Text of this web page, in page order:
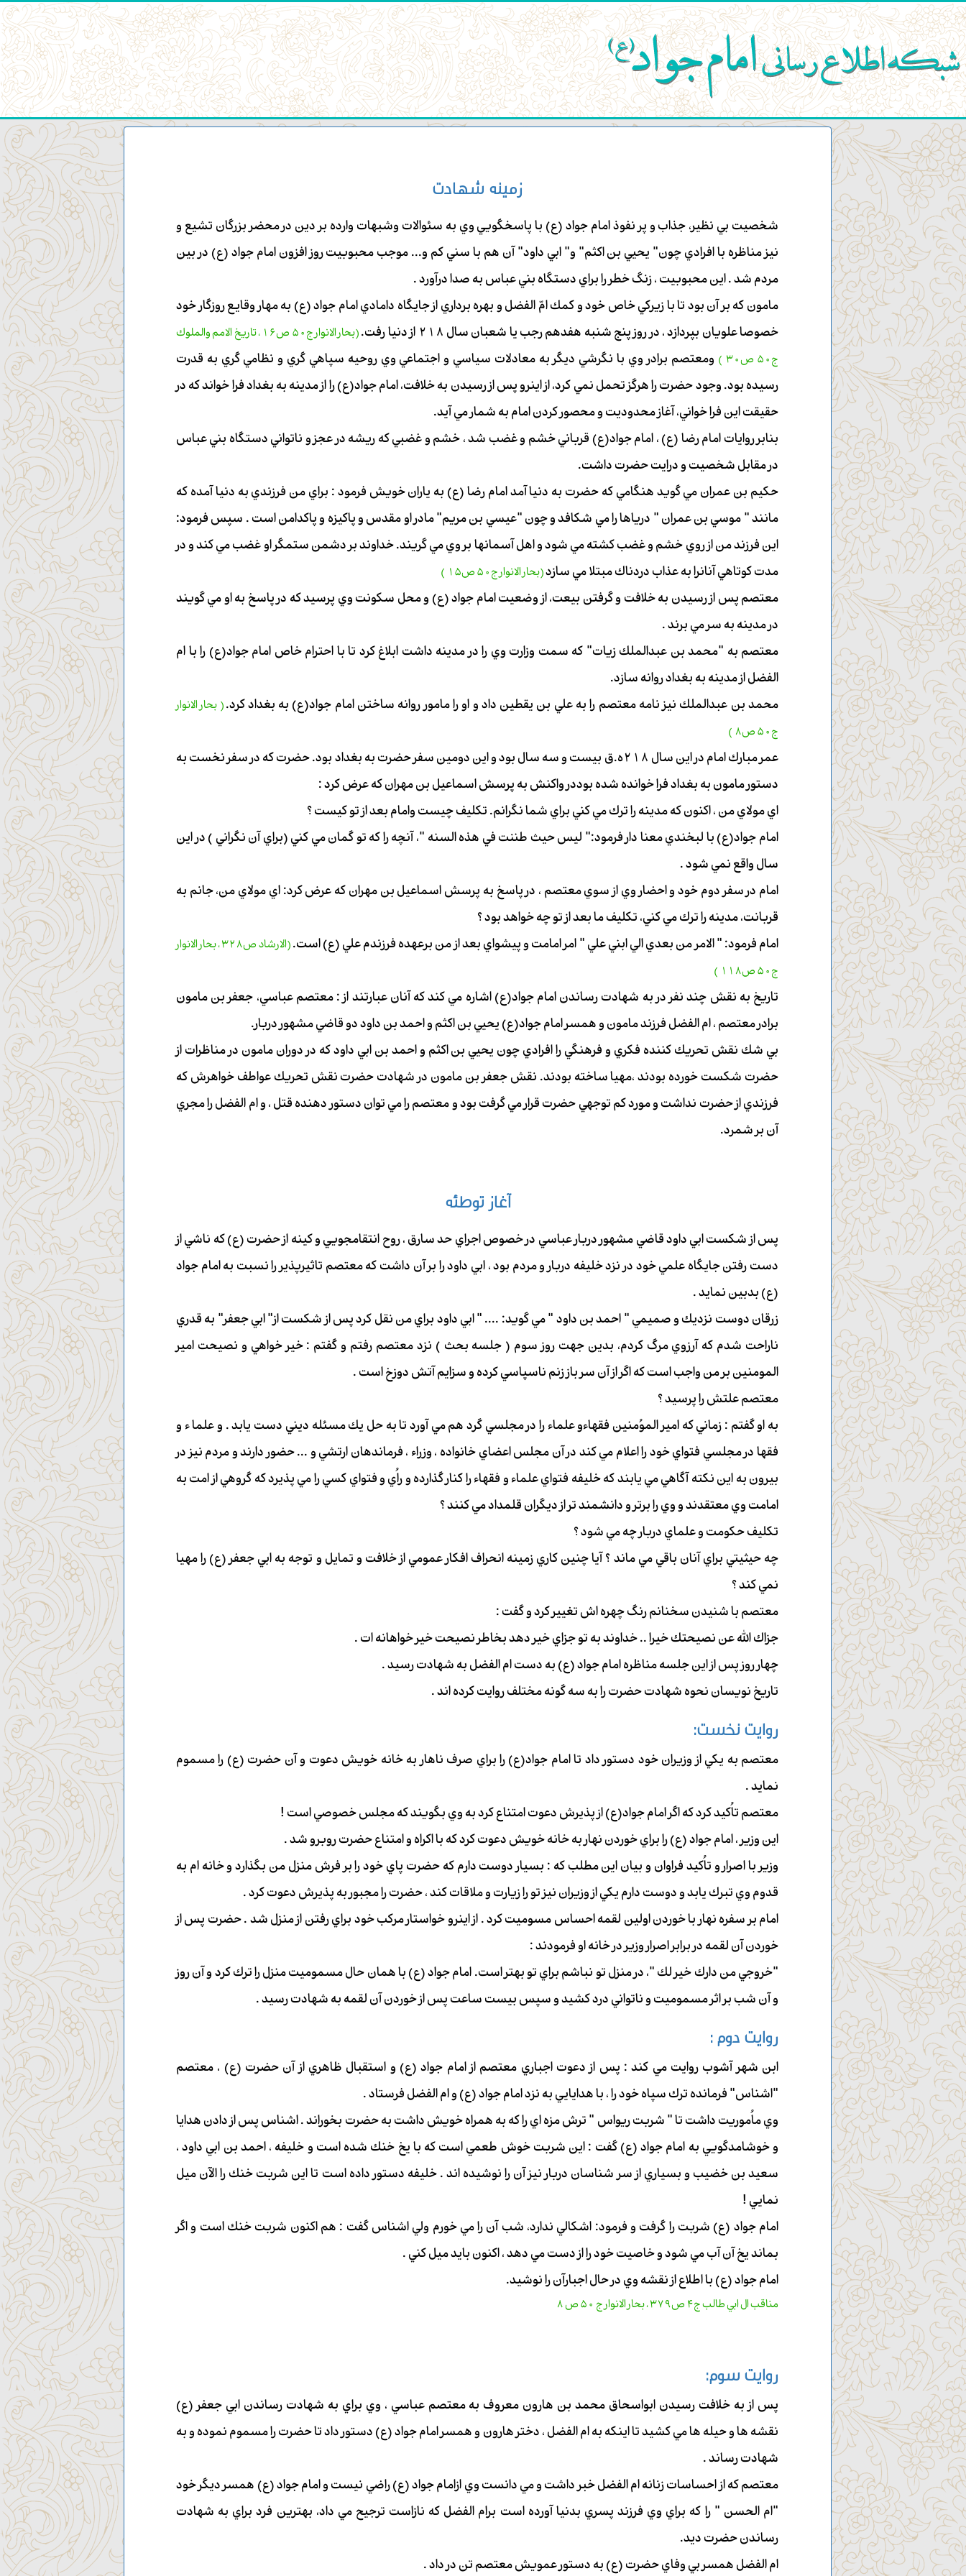
یک‌شنبه ۱۸ مرداد ۱۴۰۵ ۹ آگوست ۲۰۲۶ 42
:
10
:
19
زمينه شهادت
شخصيت بي نظير، جذاب و پر نفوذ امام جواد (ع) با پاسخگويي وي به سئوالات وشبهات وارده بر دين در محضر بزرگان تشيع و
نيز مناظره با افرادي چون" يحيي بن اكثم" و" ابي داود" آن هم با سني كم و... موجب محبوبيت روز افزون امام جواد (ع) در بين
مردم شد . اين محبوبيت ، زنگ خطر را براي دستگاه بني عباس به صدا درآورد .
مامون كه بر آن بود تا با زيركي خاص خود و كمك امّ الفضل و بهره برداري از جايگاه دامادي امام جواد (ع) به مهار وقايع روزگار خود
خصوصا علويان بپردازد ، در روز پنج شنبه هفدهم رجب يا شعبان سال 218 از دنيا رفت.
(بحار الانوار ج50 ص16 ، تاريخ الامم والملوك
ج50 ص30 )
ومعتصم برادر وي با نگرشي ديگر به معادلات سياسي و اجتماعي وي روحيه سپاهي گري و نظامي گري به قدرت
رسيده بود. وجود حضرت را هرگز تحمل نمي كرد، از اينرو پس از رسيدن به خلافت، امام جواد(ع) را از مدينه به بغداد فرا خواند كه در
حقيقت اين فرا خواني، آغاز محدوديت و محصور كردن امام به شمار مي آيد.
بنابر روايات امام رضا (ع) ، امام جواد(ع) قرباني خشم و غضب شد ، خشم و غضبي كه ريشه در عجز و ناتواني دستگاه بني عباس
در مقابل شخصيت و درايت حضرت داشت.
حكيم بن عمران مي گويد هنگامي كه حضرت به دنيا آمد امام رضا (ع) به ياران خويش فرمود : براي من فرزندي به دنيا آمده كه
مانند " موسي بن عمران " درياها را مي شكافد و چون "عيسي بن مريم" مادر او مقدس و پاكيزه و پاكدامن است . سپس فرمود:
اين فرزند من از روي خشم و غضب كشته مي شود و اهل آسمانها بر وي مي گريند. خداوند بر دشمن ستمگر او غضب مي كند و در
مدت كوتاهي آنانرا به عذاب دردناك مبتلا مي سازد(بحار الانوار ج50 ص15 )
معتصم پس از رسيدن به خلافت و گرفتن بيعت، از وضعيت امام جواد (ع) و محل سكونت وي پرسيد كه در پاسخ به او مي گويند
در مدينه به سر مي برند .
معتصم به "محمد بن عبدالملك زيات" كه سمت وزارت وي را در مدينه داشت ابلاغ كرد تا با احترام خاص امام جواد(ع) را با ام
الفضل از مدينه به بغداد روانه سازد.
محمد بن عبدالملك نيز نامه معتصم را به علي بن يقطين داد و او را مامور روانه ساختن امام جواد(ع) به بغداد كرد.( بحار الانوار
ج50 ص8 )
عمر مبارك امام در اين سال 218ه.ق بيست و سه سال بود و اين دومين سفر حضرت به بغداد بود. حضرت كه در سفر نخست به
دستور مامون به بغداد فرا خوانده شده بوددر واكنش به پرسش اسماعيل بن مهران كه عرض كرد :
اي مولاي من ، اكنون كه مدينه را ترك مي كني براي شما نگرانم. تكليف چيست وامام بعد از تو كيست ؟
امام جواد(ع) با لبخندي معنا دار فرمود:" ليس حيث طننت في هذه السنه "، آنچه را كه تو گمان مي كني (براي آن نگراني ) در اين
سال واقع نمي شود .
امام در سفر دوم خود و احضار وي از سوي معتصم ، در پاسخ به پرسش اسماعيل بن مهران كه عرض كرد: اي مولاي من، جانم به
قربانت، مدينه را ترك مي كني، تكليف ما بعد از تو چه خواهد بود ؟
امام فرمود: " الامر من بعدي الي ابني علي " امر امامت و پيشواي بعد از من برعهده فرزندم علي (ع) است.
(الارشاد ص328 ، بحار الانوار
ج50 ص118 )
تاريخ به نقش چند نفر در به شهادت رساندن امام جواد(ع) اشاره مي كند كه آنان عبارتند از : معتصم عباسي، جعفر بن مامون
برادر معتصم ، ام الفضل فرزند مامون و همسر امام جواد(ع) يحيي بن اكثم و احمد بن داود دو قاضي مشهور دربار.
بي شك نقش تحريك كننده فكري و فرهنگي را افرادي چون يحيي بن اكثم و احمد بن ابي داود كه در دوران مامون در مناظرات از
حضرت شكست خورده بودند ،مهيا ساخته بودند. نقش جعفر بن مامون در شهادت حضرت نقش تحريك عواطف خواهرش كه
فرزندي از حضرت نداشت و مورد كم توجهي حضرت قرار مي گرفت بود و معتصم را مي توان دستور دهنده قتل ، و ام الفضل را مجري
آن بر شمرد.
آغاز توطئه
پس از شكست ابي داود قاضي مشهور دربار عباسي در خصوص اجراي حد سارق ، روح انتقامجويي و كينه از حضرت (ع) كه ناشي از
دست رفتن جايگاه علمي خود در نزد خليفه دربار و مردم بود ، ابي داود را بر آن داشت كه معتصم تاثيرپذير را نسبت به امام جواد
(ع) بدبين نمايد .
زرقان دوست نزديك و صميمي " احمد بن داود " مي گويد: .... " ابي داود براي من نقل كرد پس از شكست از" ابي جعفر" به قدري
ناراحت شدم كه آرزوي مرگ كردم، بدين جهت روز سوم ( جلسه بحث ) نزد معتصم رفتم و گفتم : خير خواهي و نصيحت امير
المومنين بر من واجب است كه اگر از آن سر باز زنم ناسپاسي كرده و سزايم آتش دوزخ است .
معتصم علتش را پرسيد ؟
به او گفتم : زماني كه امير الموُمنين فقهاءو علماء را در مجلسي گرد هم مي آورد تا به حل يك مسئله ديني دست يابد . و علما ء و
فقها در مجلسي فتواي خود را اعلام مي كند در آن مجلس اعضاي خانواده ، وزراء ، فرماندهان ارتشي و ... حضور دارند و مردم نيز در
بيرون به اين نكته آگاهي مي يابند كه خليفه فتواي علماء و فقهاء را كنار گذارده و راُي و فتواي كسي را مي پذيرد كه گروهي از امت به
امامت وي معتقدند و وي را برتر و دانشمند تر از ديگران قلمداد مي كنند ؟
تكليف حكومت و علماي دربار چه مي شود ؟
چه حيثيتي براي آنان باقي مي ماند ؟ آيا چنين كاري زمينه انحراف افكار عمومي از خلافت و تمايل و توجه به ابي جعفر (ع) را مهيا
نمي كند ؟
معتصم با شنيدن سخنانم رنگ چهره اش تغيير كرد و گفت :
جزاك الله عن نصيحتك خيرا .. خداوند به تو جزاي خير دهد بخاطر نصيحت خير خواهانه ات .
چهار روز پس از اين جلسه مناظره امام جواد (ع) به دست ام الفضل به شهادت رسيد .
تاريخ نويسان نحوه شهادت حضرت را به سه گونه مختلف روايت كرده اند .
روايت نخست:
معتصم به يكي از وزيران خود دستور داد تا امام جواد(ع) را براي صرف ناهار به خانه خويش دعوت و آن حضرت (ع) را مسموم
نمايد .
معتصم تاُكيد كرد كه اگر امام جواد(ع) از پذيرش دعوت امتناع كرد به وي بگويند كه مجلس خصوصي است !
اين وزير ، امام جواد (ع) را براي خوردن نهار به خانه خويش دعوت كرد كه با اكراه و امتناع حضرت روبرو شد .
وزير با اصرار و تاُكيد فراوان و بيان اين مطلب كه : بسيار دوست دارم كه حضرت پاي خود را بر فرش منزل من بگذارد و خانه ام به
قدوم وي تبرك يابد و دوست دارم يكي از وزيران نيز تو را زيارت و ملاقات كند ، حضرت را مجبور به پذيرش دعوت كرد .
امام بر سفره نهار با خوردن اولين لقمه احساس مسوميت كرد . از اينرو خواستار مركب خود براي رفتن از منزل شد . حضرت پس از
خوردن آن لقمه در برابر اصرار وزير در خانه او فرمودند :
"خروجي من دارك خير لك "، در منزل تو نباشم براي تو بهتر است. امام جواد (ع) با همان حال مسموميت منزل را ترك كرد و آن روز
و آن شب بر اثر مسموميت و ناتواني درد كشيد و سپس بيست ساعت پس از خوردن آن لقمه به شهادت رسيد .
روايت دوم :
ابن شهر آشوب روايت مي كند : پس از دعوت اجباري معتصم از امام جواد (ع) و استقبال ظاهري از آن حضرت (ع) ، معتصم
"اشناس" فرمانده ترك سپاه خود را ، با هدايايي به نزد امام جواد (ع) و ام الفضل فرستاد .
وي ماُموريت داشت تا " شربت ريواس " ترش مزه اي را كه به همراه خويش داشت به حضرت بخوراند . اشناس پس از دادن هدايا
و خوشامدگويي به امام جواد (ع) گفت : اين شربت خوش طعمي است كه با يخ خنك شده است و خليفه ، احمد بن ابي داود ،
سعيد بن خضيب و بسياري از سر شناسان دربار نيز آن را نوشيده اند . خليفه دستور داده است تا اين شربت خنك را الآن ميل
نمايي !
امام جواد (ع) شربت را گرفت و فرمود: اشكالي ندارد، شب آن را مي خورم ولي اشناس گفت : هم اكنون شربت خنك است و اگر
بماند يخ آن آب مي شود و خاصيت خود را از دست مي دهد ، اكنون بايد ميل كني .
امام جواد (ع) با اطلاع از نقشه وي در حال اجبارآن را نوشيد.
مناقب ال ابي طالب ج4 ص379 ، بحار الانوار ج 50 ص 8
روايت سوم:
پس از به خلافت رسيدن ابواسحاق محمد بن هارون معروف به معتصم عباسي ، وي براي به شهادت رساندن ابي جعفر (ع)
نقشه ها و حيله ها مي كشيد تا اينكه به ام الفضل ، دختر هارون و همسر امام جواد (ع) دستور داد تا حضرت را مسموم نموده و به
شهادت رساند .
معتصم كه از احساسات زنانه ام الفضل خبر داشت و مي دانست وي ازامام جواد (ع) راضي نيست و امام جواد (ع) همسر ديگر خود
"ام الحسن " را كه براي وي فرزند پسري بدنيا آورده است برام الفضل كه نازاست ترجيح مي داد، بهترين فرد براي به شهادت
رساندن حضرت ديد.
ام الفضل همسر بي وفاي حضرت (ع) به دستور عمويش معتصم تن در داد .